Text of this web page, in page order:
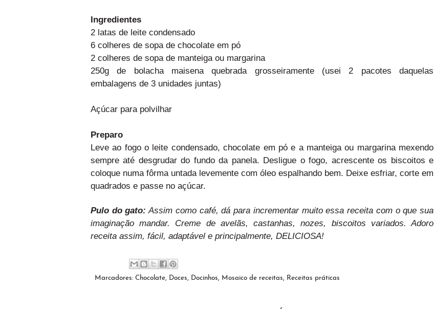
Ingredientes
2 latas de leite condensado
6 colheres de sopa de chocolate em pó
2 colheres de sopa de manteiga ou margarina
250g de bolacha maisena quebrada grosseiramente (usei 2 pacotes daquelas
embalagens de 3 unidades juntas)
Açúcar para polvilhar
Preparo
Leve ao fogo o leite condensado, chocolate em pó e a manteiga ou margarina mexendo
sempre até desgrudar do fundo da panela. Desligue o fogo, acrescente os biscoitos e
coloque numa fôrma untada levemente com óleo espalhando bem. Deixe esfriar, corte em
quadrados e passe no açúcar.
Pulo do gato: Assim como café, dá para incrementar muito essa receita com o que sua
imaginação mandar. Creme de avelãs, castanhas, nozes, biscoitos variados. Adoro
receita assim, fácil, adaptável e principalmente, DELICIOSA!
Marcadores: Chocolate, Doces, Docinhos, Mosaico de receitas, Receitas práticas